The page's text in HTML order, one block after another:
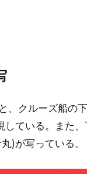
、クルーズ船の
している。また
)が写っている。